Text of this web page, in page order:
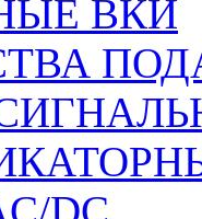
ВКИ